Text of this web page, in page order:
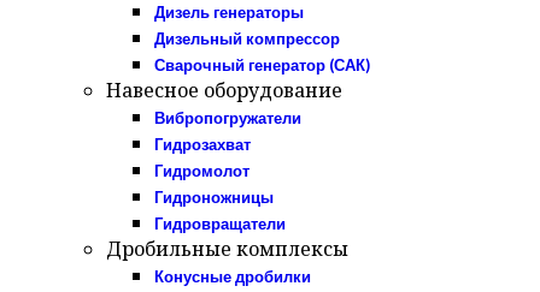
Дизель генераторы
Дизельный компрессор
Сварочный генератор (САК)
Навесное оборудование
Вибропогружатели
Гидрозахват
Гидромолот
Гидроножницы
Гидровращатели
Дробильные комплексы
Конусные дробилки